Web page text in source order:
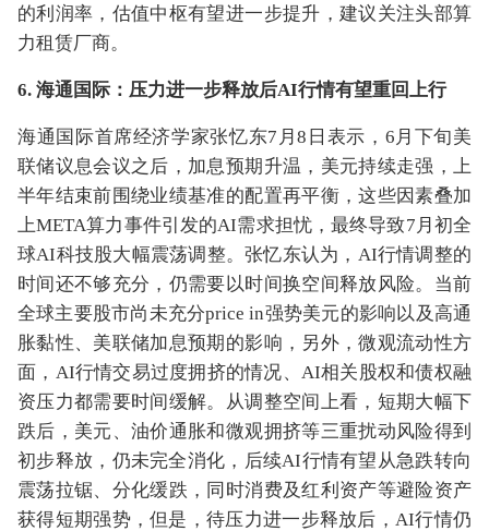
的利润率，估值中枢有望进一步提升，建议关注头部算
力租赁厂商。
6. 海通国际：压力进一步释放后AI行情有望重回上行
海通国际首席经济学家张忆东7月8日表示，6月下旬美
联储议息会议之后，加息预期升温，美元持续走强，上
半年结束前围绕业绩基准的配置再平衡，这些因素叠加
上META算力事件引发的AI需求担忧，最终导致7月初全
球AI科技股大幅震荡调整。张忆东认为，AI行情调整的
时间还不够充分，仍需要以时间换空间释放风险。当前
全球主要股市尚未充分price in强势美元的影响以及高通
胀黏性、美联储加息预期的影响，另外，微观流动性方
面，AI行情交易过度拥挤的情况、AI相关股权和债权融
资压力都需要时间缓解。从调整空间上看，短期大幅下
跌后，美元、油价通胀和微观拥挤等三重扰动风险得到
初步释放，仍未完全消化，后续AI行情有望从急跌转向
震荡拉锯、分化缓跌，同时消费及红利资产等避险资产
获得短期强势，但是，待压力进一步释放后，AI行情仍